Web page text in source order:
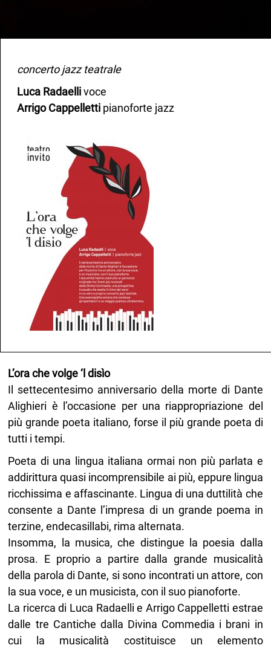
concerto jazz teatrale
Luca Radaellivoce
Arrigo Cappellettipianoforte jazz
L’ora che volge ‘l disìo
Il settecentesimo anniversario della morte di Dante
Alighieri è l’occasione per una riappropriazione del
più grande poeta italiano, forse il più grande poeta di
tutti i tempi.
Poeta di una lingua italiana ormai non più parlata e
addirittura quasi incomprensibile ai più, eppure lingua
ricchissima e affascinante. Lingua di una duttilità che
consente a Dante l’impresa di un grande poema in
terzine, endecasillabi, rima alternata.
Insomma, la musica, che distingue la poesia dalla
prosa. E proprio a partire dalla grande musicalità
della parola di Dante, si sono incontrati un attore, con
la sua voce, e un musicista, con il suo pianoforte.
La ricerca di Luca Radaelli e Arrigo Cappelletti estrae
dalle tre Cantiche dalla Divina Commedia i brani in
cui la musicalità costituisce un elemento